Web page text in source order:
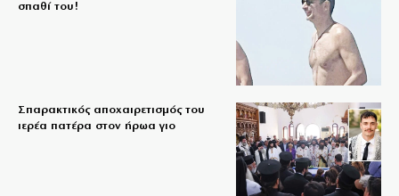
σπαθί του!
Σπαρακτικός αποχαιρετισμός του
ιερέα πατέρα στον ήρωα γιο